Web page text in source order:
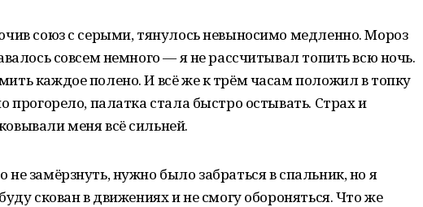
союз с серыми, тянулось невыносимо медленно. Мороз
совсем немного — я не рассчитывал топить всю ночь.
каждое полено. И всё же к трём часам положил в топку
прогорело, палатка стала быстро остывать. Страх и
меня всё сильней.
замёрзнуть, нужно было забраться в спальник, но я
скован в движениях и не смогу обороняться. Что же